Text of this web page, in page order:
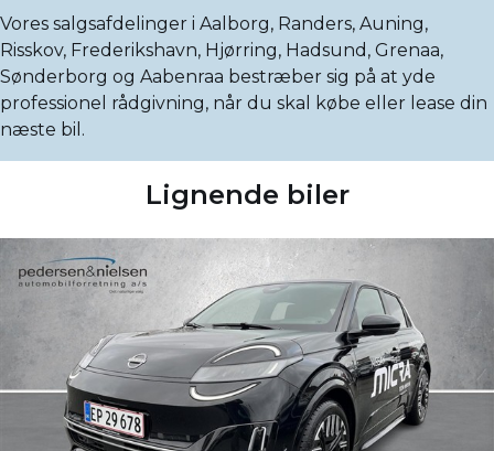
Vores salgsafdelinger i Aalborg, Randers, Auning,
Risskov, Frederikshavn, Hjørring, Hadsund, Grenaa,
Sønderborg og Aabenraa bestræber sig på at yde
professionel rådgivning, når du skal købe eller lease din
næste bil.
Lignende biler